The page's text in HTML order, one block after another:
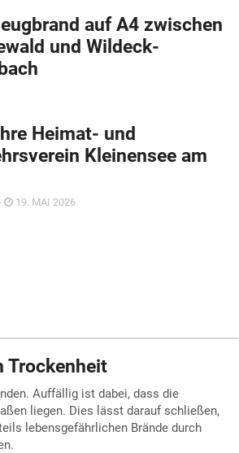
auf A4 zwischen
und Wildeck-
Heimat- und
Kleinensee am
19. MAI 2026
Trockenheit
Auffällig ist dabei, dass die
liegen. Dies lässt darauf schließen,
lebensgefährlichen Brände durch